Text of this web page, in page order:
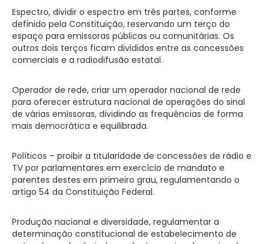
Espectro, dividir o espectro em três partes, conforme
definido pela Constituição, reservando um terço do
espaço para emissoras públicas ou comunitárias. Os
outros dois terços ficam divididos entre as concessões
comerciais e a radiodifusão estatal.
Operador de rede, criar um operador nacional de rede
para oferecer estrutura nacional de operações do sinal
de várias emissoras, dividindo as frequências de forma
mais democrática e equilibrada.
Políticos – proibir a titularidade de concessões de rádio e
TV por parlamentares em exercício de mandato e
parentes destes em primeiro grau, regulamentando o
artigo 54 da Constituição Federal.
Produção nacional e diversidade, regulamentar a
determinação constitucional de estabelecimento de